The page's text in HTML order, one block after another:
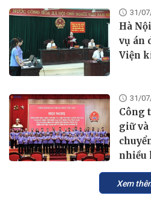
31/
Hà
vụ án
Viện
31/
Công
giữ và
nhiều
Xem